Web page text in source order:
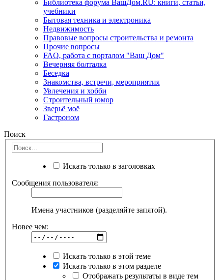
Библиотека форума ВашДом.RU: книги, статьи,
учебники
Бытовая техника и электроника
Недвижимость
Правовые вопросы строительства и ремонта
Прочие вопросы
FAQ, работа с порталом "Ваш Дом"
Вечерняя болталка
Беседка
Знакомства, встречи, мероприятия
Увлечения и хобби
Строительный юмор
Зверьё моё
Гастроном
Поиск
Искать только в заголовках
Сообщения пользователя:
Имена участников (разделяйте запятой).
Новее чем:
Искать только в этой теме
Искать только в этом разделе
Отображать результаты в виде тем